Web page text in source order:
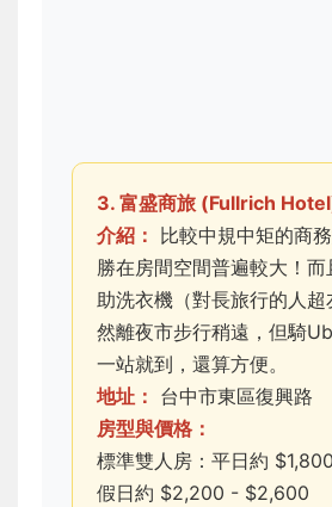
3. 富盛商旅 (Fullrich
介紹： 比較中規中矩的商
勝在房間空間普遍較大！而
助洗衣機（對長旅行的人
然離夜市步行稍遠，但騎
一站就到，還算方便。
地址： 台中市東區復興路
房型與價格：
標準雙人房：平日約
假日約 $2,200 - $2,600